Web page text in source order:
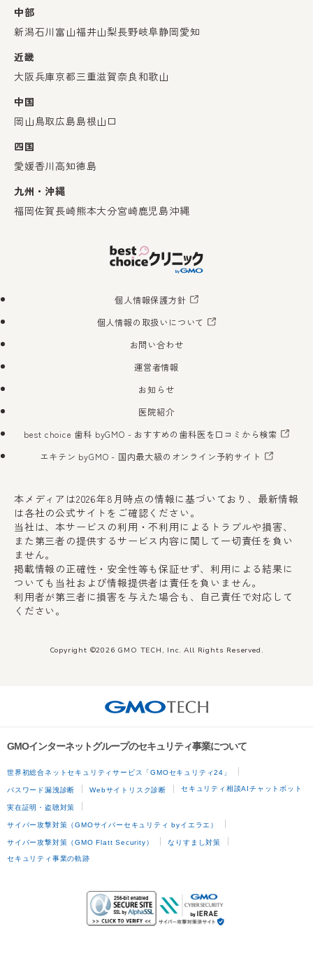
中部
新潟石川 富山福井山梨長野岐阜静岡愛知
近畿
大阪兵庫京都三重滋賀奈良和歌山
中国
岡山 鳥取広島島根山口
四国
愛媛香川 高知徳島
九州・沖縄
福岡佐賀長崎熊本大分宮崎鹿児島沖縄
個人情報保護方針
個人情報の取扱いについて
お問い合わせ
運営者情報
お知らせ
医院紹介
best choice 歯科 byGMO - おすすめの歯科医を口コミから検索
エキテン byGMO - 国内最大級のオンライン予約サイト
本メディアは2026年8月時点の情報に基づいており、最新情報
は各社の公式サイトをご確認ください。
当社は、本サービスの利用・不利用によるトラブルや損害、
また第三者の提供するサービス内容に関して一切責任を負い
ません。
掲載情報の正確性・安全性等も保証せず、利用による結果に
ついても当社および情報提供者は責任を負いません。
利用者が第三者に損害を与えた場合も、自己責任で対応して
ください。
Copyright ©2026 GMO TECH, Inc. All Rights Reserved.
GMOインターネットグループのセキュリティ事業について
世界初総合ネットセキュリティサービス「GMOセキュリティ24」
パスワード漏洩診断 Webサイトリスク診断 セキュリティ相談AIチャットボット
実在証明・盗聴対策
サイバー攻撃対策（GMOサイバーセキュリティ byイエラエ）
サイバー攻撃対策（GMO Flatt Security） なりすまし対策
セキュリティ事業の軌跡